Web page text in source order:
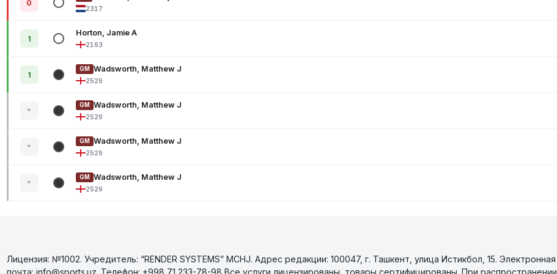
0
2317
1
Horton, Jamie A
2163
1
GM Wadsworth, Matthew J
2529
*
GM Wadsworth, Matthew J
2529
*
GM Wadsworth, Matthew J
2529
*
GM Wadsworth, Matthew J
2529
Лицензия: №1002. Учредитель: “RENDER SYSTEMS” MCHJ. Адрес редакции: 100047, г. Ташкент, улица Истикбол, 15. Электронная
почта: info@sports.uz. Телефон: +998 71 233-78-98 Все услуги лицензированы, товары сертифицированы. При распространении